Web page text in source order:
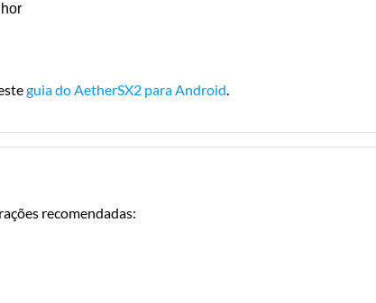
guia do AetherSX2 para Android.
recomendadas: